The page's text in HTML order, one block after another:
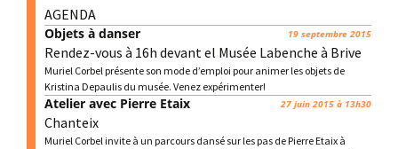
AGENDA
Objets à danser 19 septembre 2015
Rendez-vous à 16h devant el Musée Labenche à Brive
Muriel Corbel présente son mode d’emploi pour animer les objets de
Kristina Depaulis du musée. Venez expérimenter!
Atelier avec Pierre Etaix 27 juin 2015 à 13h30
Chanteix
Muriel Corbel invite à un parcours dansé sur les pas de Pierre Etaix à